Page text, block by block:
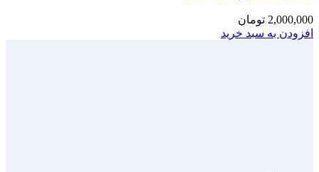
2,000,000 تومان
افزودن به سبد خرید